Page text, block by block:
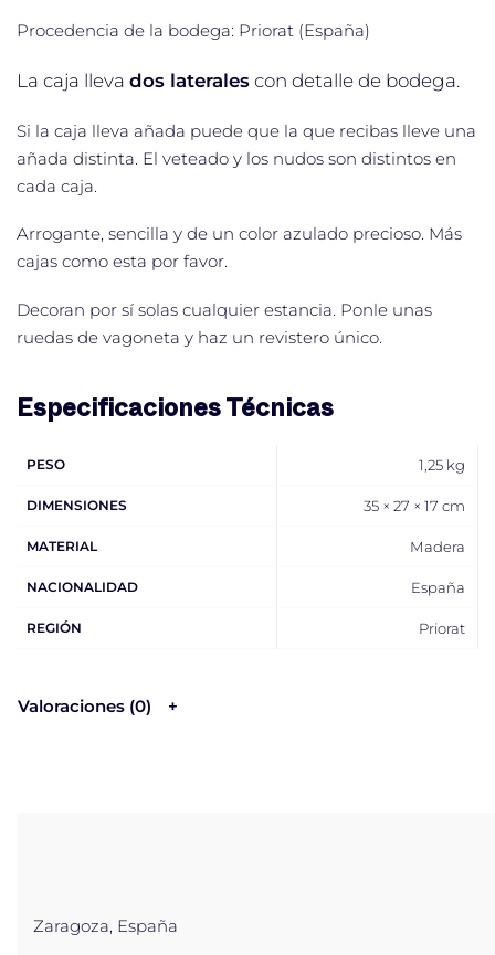
Procedencia de la bodega: Priorat (España)
La caja lleva dos laterales con detalle de bodega.
Si la caja lleva añada puede que la que recibas lleve una
añada distinta. El veteado y los nudos son distintos en
cada caja.
Arrogante, sencilla y de un color azulado precioso. Más
cajas como esta por favor.
Decoran por sí solas cualquier estancia. Ponle unas
ruedas de vagoneta y haz un revistero único.
Especificaciones Técnicas
PESO 1,25 kg
DIMENSIONES 35 × 27 × 17 cm
MATERIAL Madera
NACIONALIDAD España
REGIÓN Priorat
Valoraciones (0)
Zaragoza, España